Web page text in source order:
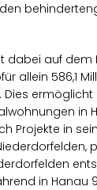
den
dabei auf dem
allein 586,1
ermöglicht
in
Projekte in
in Hanau